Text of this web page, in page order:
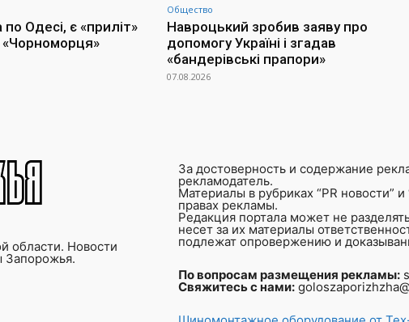
Одесі, є «приліт»
«Чорноморця»
Общество
Навроцький зробив заяву про
допомогу Україні і згадав
«бандерівські прапори»
07.08.2026
области. Новости
Запорожья.
За достоверность и содержание
рекламодатель.
Материалы в рубриках “PR новости”
правах рекламы.
Редакция портала может не
несет за их материалы
подлежат опровержению и
По вопросам размещения рекламы:
Свяжитесь с нами: